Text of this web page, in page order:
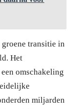
transitie in
Het
omschakeling
miljarden